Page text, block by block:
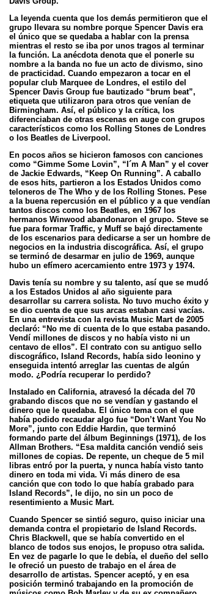
La leyenda cuenta que los demás permitieron que el
grupo llevara su nombre porque Spencer Davis era
el único que se quedaba a hablar con la prensa
mientras el resto se iba por unos tragos al terminar
la función. La anécdota denota que el ponerle su
nombre a la banda no fue un acto de divismo, sino
de practicidad. Cuando empezaron a tocar en el
popular club Marquee de Londres, el estilo del
Spencer Davis Group fue bautizado “brum beat”,
etiqueta que utilizaron para otros que venían de
Birmingham. Así, el público y la crítica, los
diferenciaban de otras escenas en auge con grupos
característicos como los Rolling Stones de Londres
o los Beatles de Liverpool.
En pocos años se hicieron famosos con canciones
como “Gimme Some Lovin”, “I´m A Man” y el cover
de Jackie Edwards, “Keep On Running”. A caballo
de esos hits, partieron a los Estados Unidos como
teloneros de The Who y de los Rolling Stones. Pese
a la buena repercusión en el público y a que vendían
tantos discos como los Beatles, en 1967 los
hermanos Winwood abandonaron el grupo. Steve se
fue para formar Traffic, y Muff se bajó directamente
de los escenarios para dedicarse a ser un hombre de
negocios en la industria discográfica. Así, el grupo
se terminó de desarmar en julio de 1969, aunque
hubo un efímero acercamiento entre 1973 y 1974.
Davis tenía su nombre y su talento, así que se mudó
a los Estados Unidos al año siguiente para
desarrollar su carrera solista. No tuvo mucho éxito y
se dio cuenta de que sus arcas estaban casi vacías.
En una entrevista con la revista Music Mart de 2005
declaró: “No me di cuenta de lo que estaba pasando.
Vendí millones de discos y no había visto ni un
centavo de ellos”. El contrato con su antiguo sello
discográfico, Island Records, había sido leonino y
enseguida intentó arreglar las cuentas de algún
modo. ¿Podría recuperar lo perdido?
Instalado en California, atravesó la década del 70
grabando discos que no se vendían y gastando el
dinero que le quedaba. El único tema con el que
había podido recaudar algo fue “Don’t Want You No
More”, junto con Eddie Hardin, que terminó
formando parte del álbum Beginnings (1971), de los
Allman Brothers. “Esa maldita canción vendió seis
millones de copias. De repente, un cheque de 5 mil
libras entró por la puerta, y nunca había visto tanto
dinero en toda mi vida. Vi más dinero de esa
canción que con todo lo que había grabado para
Island Records”, le dijo, no sin un poco de
resentimiento a Music Mart.
Cuando Spencer se sintió seguro, quiso iniciar una
demanda contra el propietario de Island Records.
Chris Blackwell, que se había convertido en el
blanco de todos sus enojos, le propuso otra salida.
En vez de pagarle lo que le debía, el dueño del sello
le ofreció un puesto de trabajo en el área de
desarrollo de artistas. Spencer aceptó, y en esa
posición terminó trabajando en la promoción de